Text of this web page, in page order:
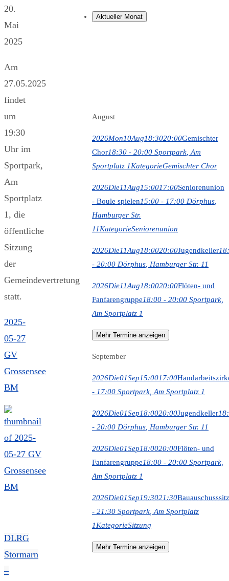
20.
Mai
2025
Am
27.05.2025
findet
um
19:30
Uhr im
Sportpark,
Am
Sportplatz
1, die
öffentliche
Sitzung
der
Gemeindevertretung
statt.
2025-
05-27
GV
Grossensee
BM
DLRG
Stormarn
–
Aktueller Monat
August
2026Mon10Aug18:3020:00Gemischter
Chor18:30 - 20:00 Sportpark , Am
Sportplatz 1KategorieGemischter Chor
2026Die11Aug15:0017:00Seniorenunion
- Boule spielen15:00 - 17:00 Dörphus
Hamburger Str.
11KategorieSeniorenunion
2026Die11Aug18:0020:00Jugendkeller
- 20:00 Dörphus , Hamburger Str. 11
2026Die11Aug18:0020:00Flöten- und
Fanfarengruppe18:00 - 20:00 Sportpark
Am Sportplatz 1
Mehr Termine anzeigen
September
2026Die01Sep15:0017:00
- 17:00 Sportpark , Am Sportplatz 1
2026Die01Sep18:0020:00Jugendkeller
- 20:00 Dörphus , Hamburger Str. 11
2026Die01Sep18:0020:00Flöten- und
Fanfarengruppe18:00 - 20:00 Sportpark
Am Sportplatz 1
2026Die01Sep19:3021:30
- 21:30 Sportpark , Am Sportplatz
1KategorieSitzung
Mehr Termine anzeigen